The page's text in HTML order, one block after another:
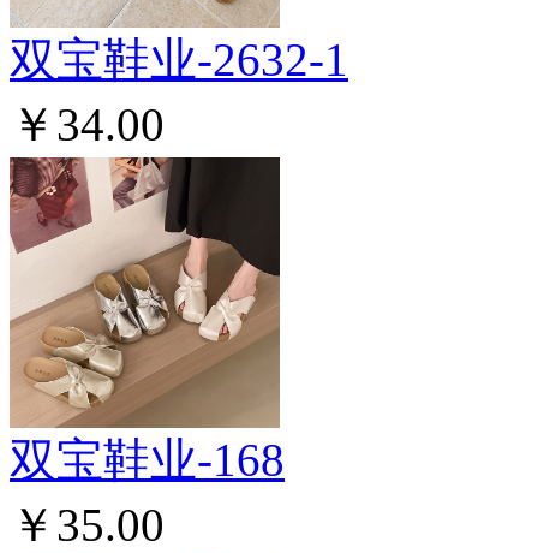
双宝鞋业-2632-1
￥34.00
双宝鞋业-168
￥35.00